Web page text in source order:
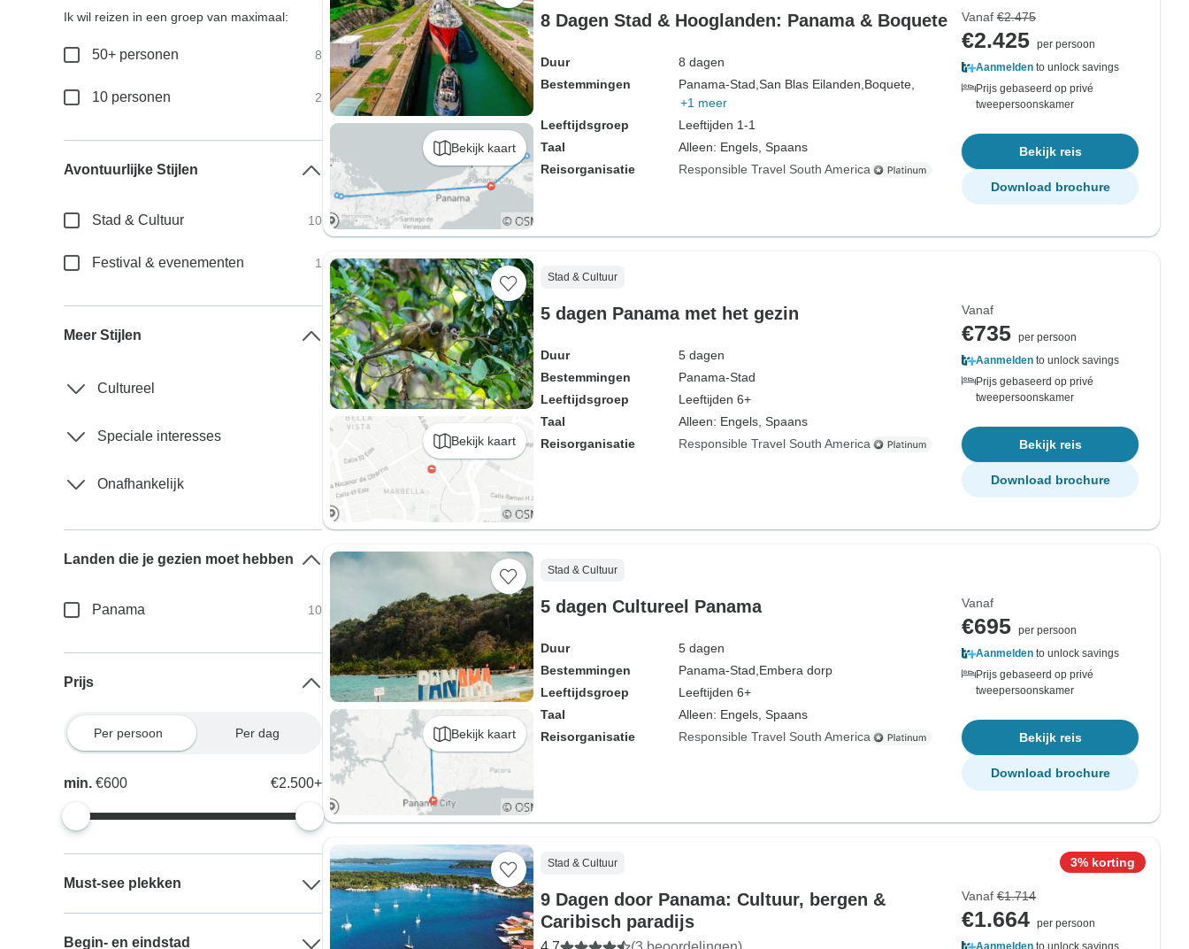
Bekijk kaart
8 Dagen Stad & Hooglanden: Panama & Boquete
Duur
8 dagen
Bestemmingen
Panama-Stad, San Blas Eilanden, Boquete,
+1 meer
Leeftijdsgroep
Leeftijden 1-1
Taal
Alleen: Engels, Spaans
Reisorganisatie
Responsible Travel South America
Vanaf €2.475
€2.425 per persoon
Aanmelden to unlock savings
Prijs gebaseerd op privé
tweepersoonskamer
Bekijk reis
Download brochure
Bekijk kaart
Stad & Cultuur
5 dagen Panama met het gezin
Duur
5 dagen
Bestemmingen
Panama-Stad
Leeftijdsgroep
Leeftijden 6+
Taal
Alleen: Engels, Spaans
Reisorganisatie
Responsible Travel South America
Vanaf
€735 per persoon
Aanmelden to unlock savings
Prijs gebaseerd op privé
tweepersoonskamer
Bekijk reis
Download brochure
Bekijk kaart
Stad & Cultuur
5 dagen Cultureel Panama
Duur
5 dagen
Bestemmingen
Panama-Stad, Embera dorp
Leeftijdsgroep
Leeftijden 6+
Taal
Alleen: Engels, Spaans
Reisorganisatie
Responsible Travel South America
Vanaf
€695 per persoon
Aanmelden to unlock savings
Prijs gebaseerd op privé
tweepersoonskamer
Bekijk reis
Download brochure
Stad & Cultuur
9 Dagen door Panama: Cultuur, bergen &
Caribisch paradijs
3% korting
Vanaf €1.714
€1.664 per persoon
Aanmelden to unlock savings
Ik wil reizen in een groep van maximaal:
50+ personen 8
10 personen 2
Avontuurlijke Stijlen
Stad & Cultuur 10
Festival & evenementen 1
Meer Stijlen
Cultureel
Speciale interesses
Onafhankelijk
Landen die je gezien moet hebben
Panama 10
Prijs
Per persoon Per dag
min.€600 €2.500+
Must-see plekken
Begin- en eindstad